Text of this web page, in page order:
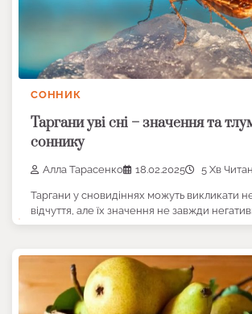
СОННИК
Таргани уві сні – значення та
соннику
Алла Тарасенко 18.02.2025 5 Хв
Таргани у сновидіннях можуть викликати
відчуття, але їх значення не завжди